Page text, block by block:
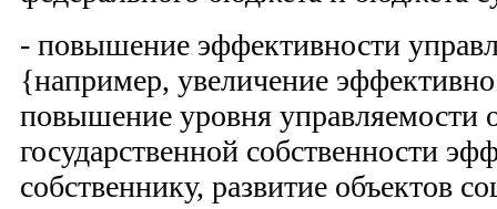
- повышение эффективности
{например, увеличение
по­вышение уровня управляемости
государственной собст­венности
собственнику, развитие объектов